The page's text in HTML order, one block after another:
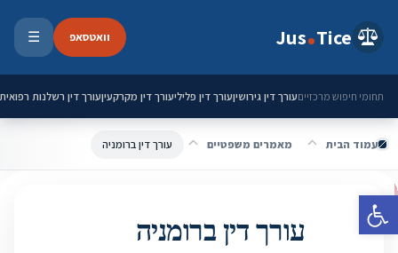
פתח סרגל נגישות
Jus Tice וואטסאפ ☰
תחומי חיפוש מרכזייםעורך דין גירושיןעורך דין פליליעורך דין מקרקעיןעורך דין רשלנות רפואית
עמוד הבית מאמרים משפטיים עורך דין ברומניה
עורך דין ברומניה